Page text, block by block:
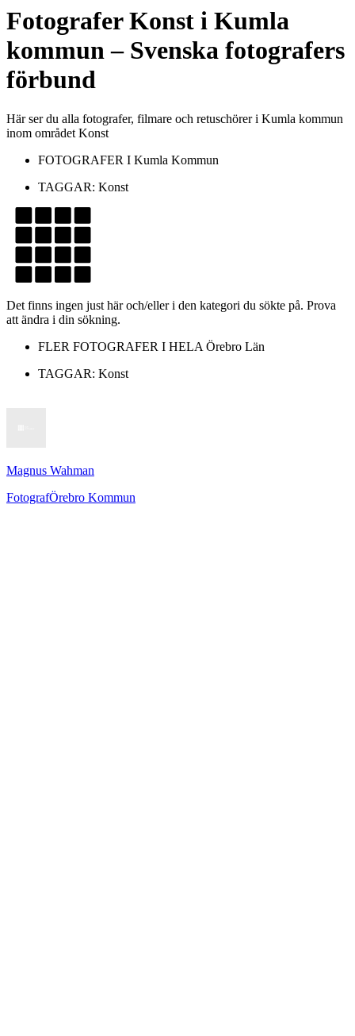
FotograferKonst i Kumla
kommun– Svenska fotografers
förbund
Här ser du alla fotografer, filmare och retuschörer i Kumla kommun
inom området Konst
FOTOGRAFER I Kumla Kommun
TAGGAR: Konst
Det finns ingen just här och/eller i den kategori du sökte på. Prova
att ändra i din sökning.
FLER FOTOGRAFER I HELA Örebro Län
TAGGAR: Konst
Magnus Wahman
FotografÖrebro Kommun